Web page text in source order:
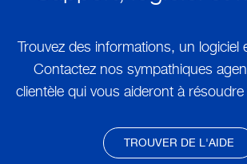
Trouvez des informations, un logiciel
Contactez nos sympathiques
clientèle qui vous aideront à
TROUVER DE L'AIDE